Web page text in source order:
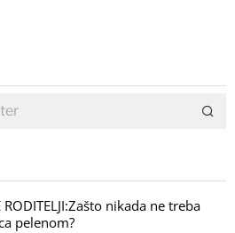
RODITELJI:Zašto nikada ne treba
pelenom?